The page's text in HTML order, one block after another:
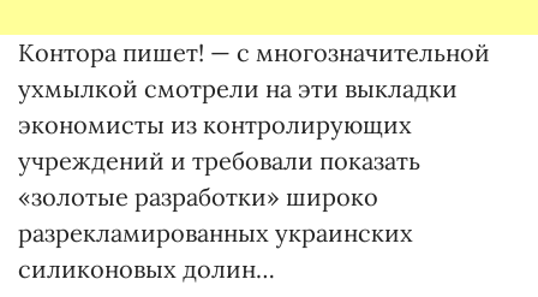
Контора пишет! — с многозначительной
ухмылкой смотрели на эти выкладки
экономисты из контролирующих
учреждений и требовали показать
«золотые разработки» широко
разрекламированных украинских
силиконовых долин…